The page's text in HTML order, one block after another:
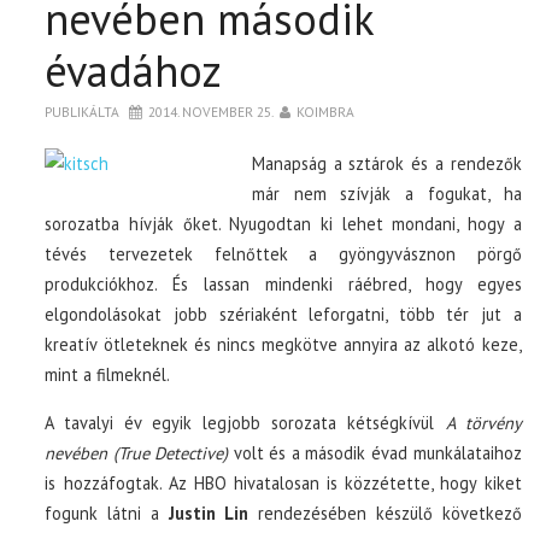
nevében második
évadához
PUBLIKÁLTA 2014. NOVEMBER 25. KOIMBRA
Manapság a sztárok és a rendezők
már nem szívják a fogukat, ha
sorozatba hívják őket. Nyugodtan ki lehet mondani, hogy a
tévés tervezetek felnőttek a gyöngyvásznon pörgő
produkciókhoz. És lassan mindenki ráébred, hogy egyes
elgondolásokat jobb szériaként leforgatni, több tér jut a
kreatív ötleteknek és nincs megkötve annyira az alkotó keze,
mint a filmeknél.
A tavalyi év egyik legjobb sorozata kétségkívül A törvény
nevében (True Detective)volt és a második évad munkálataihoz
is hozzáfogtak. Az HBO hivatalosan is közzétette, hogy kiket
fogunk látni a Justin Lin rendezésében készülő következő